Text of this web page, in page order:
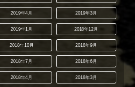
2019年4月 2019年3月
2019年1月 2018年12月
2018年10月 2018年9月
2018年7月 2018年6月
2018年4月 2018年3月